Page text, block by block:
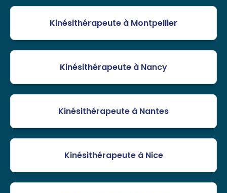
Kinésithérapeute à Montpellier
Kinésithérapeute à Nancy
Kinésithérapeute à Nantes
Kinésithérapeute à Nice